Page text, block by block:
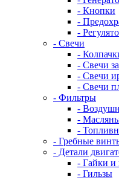
- Кнопки
-
-
- Свечи
-
- Свечи
- Свечи
- Свечи
- Фильтры
-
-
-
- Гребные
- Детали
- Гайки и
- Гильзы